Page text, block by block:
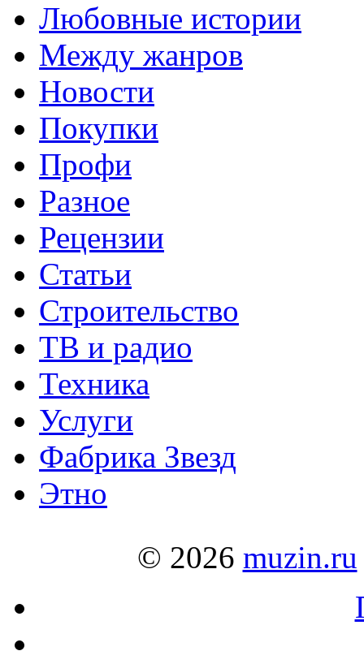
Любовные истории
Между жанров
Новости
Покупки
Профи
Разное
Рецензии
Статьи
Строительство
ТВ и радио
Техника
Услуги
Фабрика Звезд
Этно
© 2026 muzin.ru